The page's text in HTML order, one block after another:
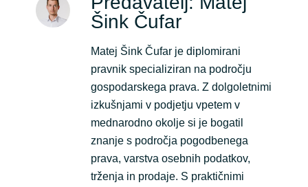
Šink Čufar
Matej Šink Čufar je diplomirani
pravnik specializiran na področju
gospodarskega prava. Z dolgoletnimi
izkušnjami v podjetju vpetem v
mednarodno okolje si je bogatil
znanje s področja pogodbenega
prava, varstva osebnih podatkov,
trženja in prodaje. S praktičnimi